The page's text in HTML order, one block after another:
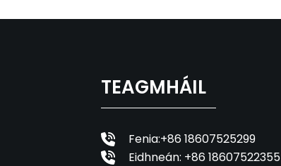
TEAGMHÁIL
Fenia:+86 18607525299
Eidhneán: +86 18607522355